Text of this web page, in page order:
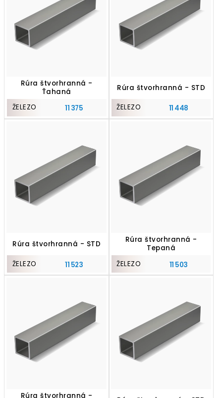
Rúra štvorhranná -
Ťahaná
ŽELEZO
11 375
Rúra štvorhranná - STD
ŽELEZO 11 448
Rúra štvorhranná - STD
ŽELEZO 11 523
Rúra štvorhranná -
Tepaná
ŽELEZO
11 503
Rúra štvorhranná -